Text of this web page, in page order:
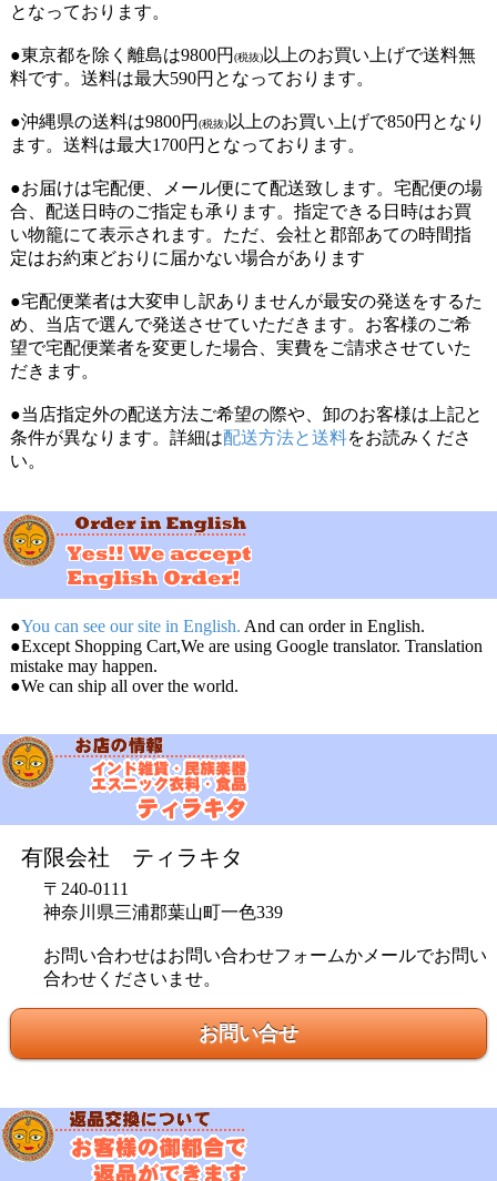
となっております。
●東京都を除く離島は9800円 (税抜)以上のお買い上げで送料無
料です。送料は最大590円となっております。
●沖縄県の送料は9800円 (税抜)以上のお買い上げで850円となり
ます。送料は最大1700円となっております。
●お届けは宅配便、メール便にて配送致します。宅配便の場
合、配送日時のご指定も承ります。指定できる日時はお買
い物籠にて表示されます。ただ、会社と郡部あての時間指
定はお約束どおりに届かない場合があります
●宅配便業者は大変申し訳ありませんが最安の発送をするた
め、当店で選んで発送させていただきます。お客様のご希
望で宅配便業者を変更した場合、実費をご請求させていた
だきます。
●当店指定外の配送方法ご希望の際や、卸のお客様は上記と
条件が異なります。詳細は配送方法と送料をお読みくださ
い。
●You can see our site in English. And can order in English.
●Except Shopping Cart,We are using Google translator. Translation
mistake may happen.
●We can ship all over the world.
有限会社 ティラキタ
〒240-0111
神奈川県三浦郡葉山町一色339
お問い合わせはお問い合わせフォームかメールでお問い
合わせくださいませ。
お問い合せ